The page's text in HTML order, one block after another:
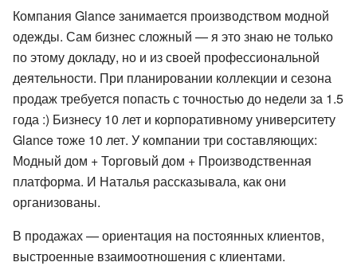
Компания Glance занимается производством модной
одежды. Сам бизнес сложный — я это знаю не только
по этому докладу, но и из своей профессиональной
деятельности. При планировании коллекции и сезона
продаж требуется попасть с точностью до недели за 1.5
года :) Бизнесу 10 лет и корпоративному университету
Glance тоже 10 лет. У компании три составляющих:
Модный дом + Торговый дом + Производственная
платформа. И Наталья рассказывала, как они
организованы.
В продажах — ориентация на постоянных клиентов,
выстроенные взаимоотношения с клиентами.